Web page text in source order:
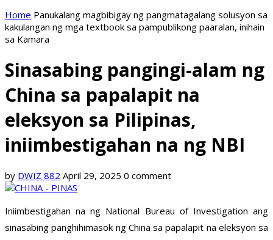
Home Panukalang magbibigay ng pangmatagalang solusyon sa
kakulangan ng mga textbook sa pampublikong paaralan, inihain
sa Kamara
Sinasabing pangingi-alam ng
China sa papalapit na
eleksyon sa Pilipinas,
iniimbestigahan na ng NBI
by DWIZ 882 April 29, 2025 0 comment
Iniimbestigahan na ng National Bureau of Investigation ang
sinasabing panghihimasok ng China sa papalapit na eleksyon sa